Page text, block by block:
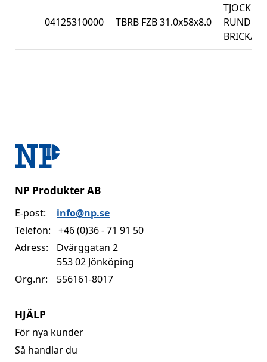
04125310000 TBRB FZB 31.0x58x8.0
TJOCK
RUND
BRICKA
NP Produkter AB
E-post:
info@np.se
Telefon:
+46 (0)36 - 71 91 50
Adress:
Dvärggatan 2
553 02 Jönköping
Org.nr:
556161-8017
HJÄLP
För nya kunder
Så handlar du